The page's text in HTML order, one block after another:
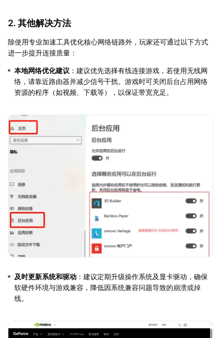
2. 其他解决方法
除使用专业加速工具优化核心网络链路外，玩家还可通过以下方式
进一步提升连接质量：
本地网络优化建议 ：建议优先选择有线连接游戏，若使用无线网
络，请靠近路由器并减少信号干扰。游戏时可关闭后台占用网络
资源的程序（如视频、下载等），以保证带宽充足。
及时更新系统和驱动 ：建议定期升级操作系统及显卡驱动，确保
软硬件环境与游戏兼容，降低因系统兼容问题导致的崩溃或掉
线。